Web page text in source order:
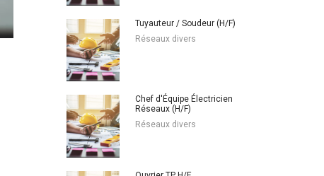
Tuyauteur / Soudeur (H/F)
Réseaux divers
Chef d'Équipe Électricien
Réseaux (H/F)
Réseaux divers